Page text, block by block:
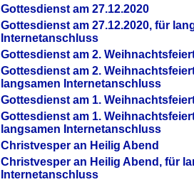
Gottesdienst am 27.12.2020
Gottesdienst am 27.12.2020, für
Internetanschluss
Gottesdienst am 2.
Gottesdienst am 2.
langsamen Internetanschluss
Gottesdienst am 1.
Gottesdienst am 1.
langsamen Internetanschluss
Christvesper an Heilig Abend
Christvesper an Heilig Abend, für
Internetanschluss